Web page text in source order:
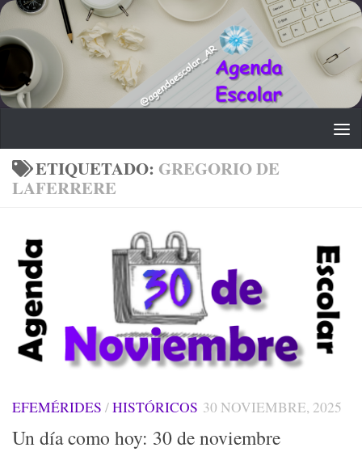
Saltar al contenido
ETIQUETADO: GREGORIO DE
LAFERRERE
EFEMÉRIDES /HISTÓRICOS 30 NOVIEMBRE, 2025
Un día como hoy: 30 de noviembre